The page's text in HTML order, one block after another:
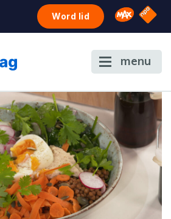
Word lid Omroep
NPO
menu